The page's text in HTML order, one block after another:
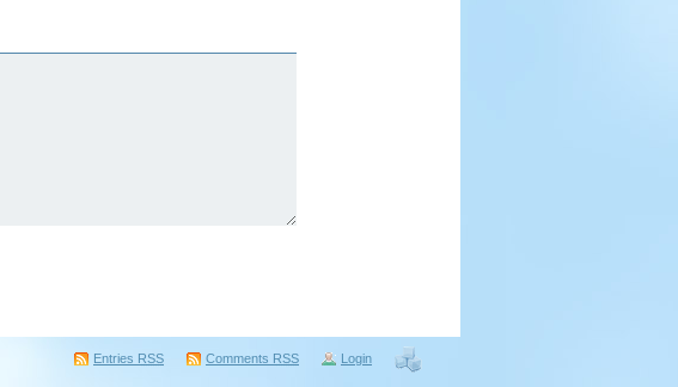
Entries RSS Comments RSS Login